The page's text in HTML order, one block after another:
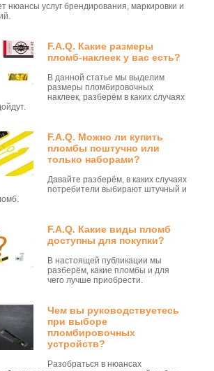
нюансы услуг брендирования, маркировки и
F.A.Q. Какие размеры
пломб-наклеек у вас есть?
В данной статье мы выделим
размеры пломбировочных
наклеек, разберём в каких случаях
F.A.Q. Можно ли купить
пломбы поштучно или
только наборами?
Давайте разберём, в каких случаях
потребители выбирают штучный и
F.A.Q. Какие виды пломб
доступны для покупки?
В настоящей публикации мы
разберём, какие пломбы и для
чего лучше приобрести.
Чем вы руководствуетесь
при выборе
пломбировочных
устройств?
Разобраться в нюансах